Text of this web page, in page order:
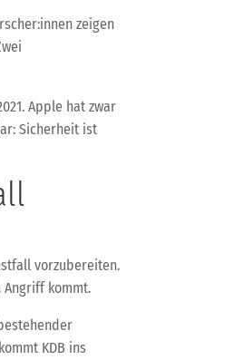
zeigen
Apple hat zwar
Sicherheit ist
vorzubereiten.
Angriff kommt.
KDB ins